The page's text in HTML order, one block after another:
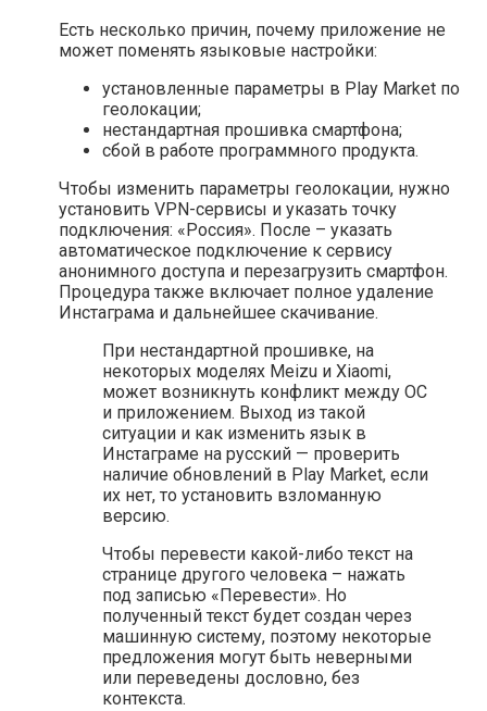
Есть несколько причин, почему приложение не
может поменять языковые настройки:
установленные параметры в Play Market по
геолокации;
нестандартная прошивка смартфона;
сбой в работе программного продукта.
Чтобы изменить параметры геолокации, нужно
установить VPN-сервисы и указать точку
подключения: «Россия». После – указать
автоматическое подключение к сервису
анонимного доступа и перезагрузить смартфон.
Процедура также включает полное удаление
Инстаграма и дальнейшее скачивание.
При нестандартной прошивке, на
некоторых моделях Meizu и Xiaomi,
может возникнуть конфликт между ОС
и приложением. Выход из такой
ситуации и как изменить язык в
Инстаграме на русский — проверить
наличие обновлений в Play Market, если
их нет, то установить взломанную
версию.
Чтобы перевести какой-либо текст на
странице другого человека – нажать
под записью «Перевести». Но
полученный текст будет создан через
машинную систему, поэтому некоторые
предложения могут быть неверными
или переведены дословно, без
контекста.